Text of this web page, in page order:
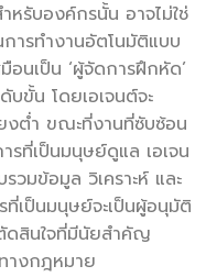
รับองค์กรนั้น อาจไม่ใช่
ารทำงานอัตโนมัติแบบ
อนเป็น ‘ผู้จัดการฝึกหัด’
บขั้น โดยเอเจนต์จะ
งต่ำ ขณะที่งานที่ซับซ้อน
รที่เป็นมนุษย์ดูแล เอเจน
วมข้อมูล วิเคราะห์ และ
เป็นมนุษย์จะเป็นผู้อนุมัติ
ดสินใจที่มีนัยสำคัญ
างกฎหมาย